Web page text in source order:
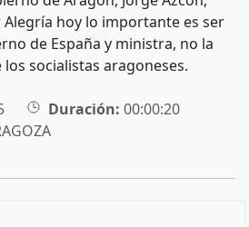
hoy lo importante es ser
de España y ministra, no la
socialistas aragoneses.
Duración: 00:00:20